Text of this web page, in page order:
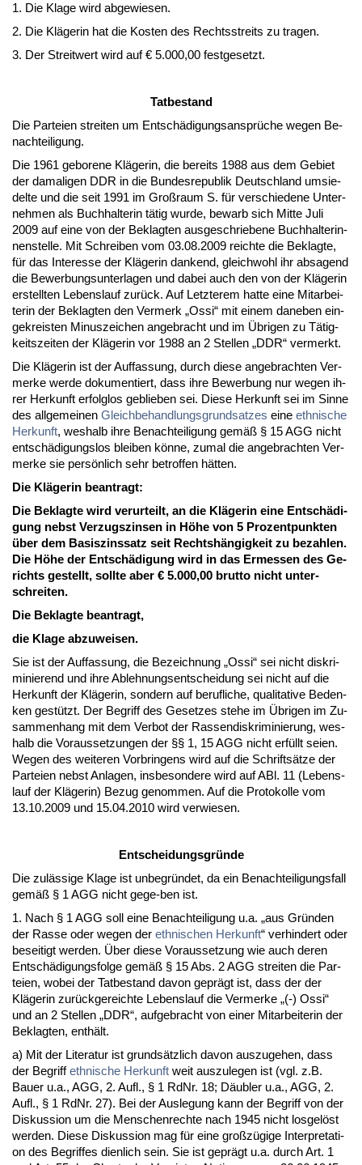
1. Die Kla­ge wird ab­ge­wie­sen.
2. Die Kläge­rin hat die Kos­ten des Rechts­streits zu tra­gen.
3. Der Streit­wert wird auf € 5.000,00 fest­ge­setzt.
Tat­be­stand
Die Par­tei­en strei­ten um Entschädi­gungs­ansprüche we­gen Be­
nach­tei­li­gung.
Die 1961 ge­bo­re­ne Kläge­rin, die be­reits 1988 aus dem Ge­biet
der da­ma­li­gen DDR in die Bun­des­re­pu­blik Deutsch­land um­sie­
del­te und die seit 1991 im Großraum S. für ver­schie­de­ne Un­ter­
neh­men als Buch­hal­te­rin tätig wur­de, be­warb sich Mit­te Ju­li
2009 auf ei­ne von der Be­klag­ten aus­ge­schrie­be­ne Buch­hal­te­rin­
nen­stel­le. Mit Schrei­ben vom 03.08.2009 reich­te die Be­klag­te,
für das In­ter­es­se der Kläge­rin dan­kend, gleich­wohl ihr ab­sa­gend
die Be­wer­bungs­un­ter­la­gen und da­bei auch den von der Kläge­rin
er­stell­ten Le­bens­lauf zurück. Auf Letz­te­rem hat­te ei­ne Mit­ar­bei­
te­rin der Be­klag­ten den Ver­merk „Os­si“ mit ei­nem da­ne­ben ein­
ge­kreis­ten Mi­nus­zei­chen an­ge­bracht und im Übri­gen zu Tätig­
keits­zei­ten der Kläge­rin vor 1988 an 2 Stel­len „DDR“ ver­merkt.
Die Kläge­rin ist der Auf­fas­sung, durch die­se an­ge­brach­ten Ver­
mer­ke wer­de do­ku­men­tiert, dass ih­re Be­wer­bung nur we­gen ih­
rer Her­kunft er­folg­los ge­blie­ben sei. Die­se Her­kunft sei im Sin­ne
des all­ge­mei­nen Gleich­be­hand­lungs­grund­sat­zes ei­ne eth­ni­sche
Her­kunft, wes­halb ih­re Be­nach­tei­li­gung gemäß § 15 AGG nicht
entschädi­gungs­los blei­ben könne, zu­mal die an­ge­brach­ten Ver­
mer­ke sie persönlich sehr be­trof­fen hätten.
Die Kläge­rin be­an­tragt:
Die Be­klag­te wird ver­ur­teilt, an die Kläge­rin ei­ne Entschädi­
gung nebst Ver­zugs­zin­sen in Höhe von 5 Pro­zent­punk­ten
über dem Ba­sis­zins­satz seit Rechtshängig­keit zu be­zah­len.
Die Höhe der Entschädi­gung wird in das Er­mes­sen des Ge­
richts ge­stellt, soll­te aber € 5.000,00 brut­to nicht un­ter­
schrei­ten.
Die Be­klag­te be­an­tragt,
die Kla­ge ab­zu­wei­sen.
Sie ist der Auf­fas­sung, die Be­zeich­nung „Os­si“ sei nicht dis­kri­
mi­nie­rend und ih­re Ab­leh­nungs­ent­schei­dung sei nicht auf die
Her­kunft der Kläge­rin, son­dern auf be­ruf­li­che, qua­li­ta­ti­ve Be­den­
ken gestützt. Der Be­griff des Ge­set­zes ste­he im Übri­gen im Zu­
sam­men­hang mit dem Ver­bot der Ras­sen­dis­kri­mi­nie­rung, wes­
halb die Vor­aus­set­zun­gen der §§ 1, 15 AGG nicht erfüllt sei­en.
We­gen des wei­te­ren Vor­brin­gens wird auf die Schriftsätze der
Par­tei­en nebst An­la­gen, ins­be­son­de­re wird auf ABl. 11 (Le­bens­
lauf der Kläge­rin) Be­zug ge­nom­men. Auf die Pro­to­kol­le vom
13.10.2009 und 15.04.2010 wird ver­wie­sen.
Ent­schei­dungs­gründe
Die zulässi­ge Kla­ge ist un­be­gründet, da ein Be­nach­tei­li­gungs­fall
gemäß § 1 AGG nicht ge­ge-ben ist.
1. Nach § 1 AGG soll ei­ne Be­nach­tei­li­gung u.a. „aus Gründen
der Ras­se oder we­gen der eth­ni­schen Her­kunft“ ver­hin­dert oder
be­sei­tigt wer­den. Über die­se Vor­aus­set­zung wie auch de­ren
Entschädi­gungs­fol­ge gemäß § 15 Abs. 2 AGG strei­ten die Par­
tei­en, wo­bei der Tat­be­stand da­von ge­prägt ist, dass der der
Kläge­rin zurück­ge­reich­te Le­bens­lauf die Ver­mer­ke „(-) Os­si“
und an 2 Stel­len „DDR“, auf­ge­bracht von ei­ner Mit­ar­bei­te­rin der
Be­klag­ten, enthält.
a) Mit der Li­te­ra­tur ist grundsätz­lich da­von aus­zu­ge­hen, dass
der Be­griffeth­ni­sche Her­kunft weit aus­zu­le­gen ist (vgl. z.B.
Bau­er u.a., AGG, 2. Aufl., § 1 Rd­Nr. 18; Däubler u.a., AGG, 2.
Aufl., § 1 Rd­Nr. 27). Bei der Aus­le­gung kann der Be­griff von der
Dis­kus­si­on um die Men­schen­rech­te nach 1945 nicht los­gelöst
wer­den. Die­se Dis­kus­si­on mag für ei­ne großzügi­ge In­ter­pre­ta­ti­
on des Be­grif­fes dien­lich sein. Sie ist ge­prägt u.a. durch Art. 1